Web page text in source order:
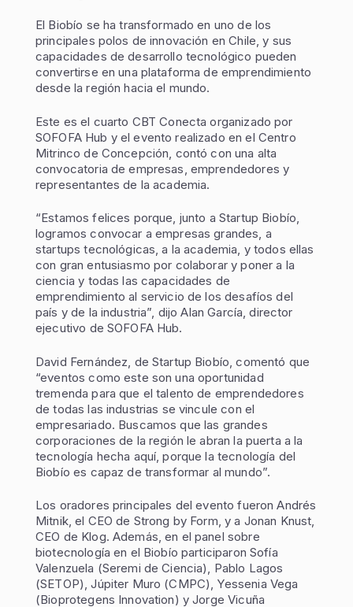
El Biobío se ha transformado en uno de los
principales polos de innovación en Chile, y sus
capacidades de desarrollo tecnológico pueden
convertirse en una plataforma de emprendimiento
desde la región hacia el mundo.
Este es el cuarto CBT Conecta organizado por
SOFOFA Hub y el evento realizado en el Centro
Mitrinco de Concepción, contó con una alta
convocatoria de empresas, emprendedores y
representantes de la academia.
“Estamos felices porque, junto a Startup Biobío,
logramos convocar a empresas grandes, a
startups tecnológicas, a la academia, y todos ellas
con gran entusiasmo por colaborar y poner a la
ciencia y todas las capacidades de
emprendimiento al servicio de los desafíos del
país y de la industria”, dijo Alan García, director
ejecutivo de SOFOFA Hub.
David Fernández, de Startup Biobío, comentó que
“eventos como este son una oportunidad
tremenda para que el talento de emprendedores
de todas las industrias se vincule con el
empresariado. Buscamos que las grandes
corporaciones de la región le abran la puerta a la
tecnología hecha aquí, porque la tecnología del
Biobío es capaz de transformar al mundo”.
Los oradores principales del evento fueron Andrés
Mitnik, el CEO de Strong by Form, y a Jonan Knust,
CEO de Klog. Además, en el panel sobre
biotecnología en el Biobío participaron Sofía
Valenzuela (Seremi de Ciencia), Pablo Lagos
(SETOP), Júpiter Muro (CMPC), Yessenia Vega
(Bioprotegens Innovation) y Jorge Vicuña